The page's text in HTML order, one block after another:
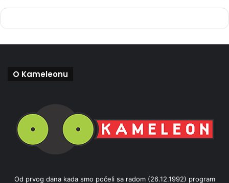
O Kameleonu
Od prvog dana kada smo počeli sa radom (26.12.1992) program